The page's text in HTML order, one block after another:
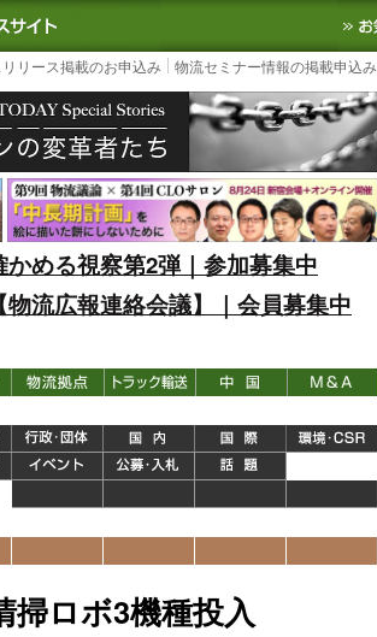
内最大の物流ニュースサイト3PL, SCMなど国内外
リース掲載のお申込み 物流セミナー情報の掲載申込み
める視察第2弾｜参加募集中
流広報連絡会議】｜会員募集中
掃ロボ3機種投入